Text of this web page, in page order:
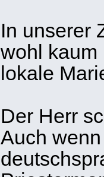
In unserer
wohl kaum
lokale
Der Herr
Auch